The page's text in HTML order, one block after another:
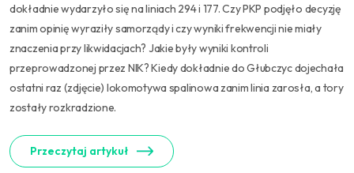
dokładnie wydarzyło się na liniach 294 i 177. Czy PKP podjęło decyzję
zanim opinię wyraziły samorządy i czy wyniki frekwencji nie miały
znaczenia przy likwidacjach? Jakie były wyniki kontroli
przeprowadzonej przez NIK? Kiedy dokładnie do Głubczyc dojechała
ostatni raz (zdjęcie) lokomotywa spalinowa zanim linia zarosła, a tory
zostały rozkradzione.
Przeczytaj artykuł